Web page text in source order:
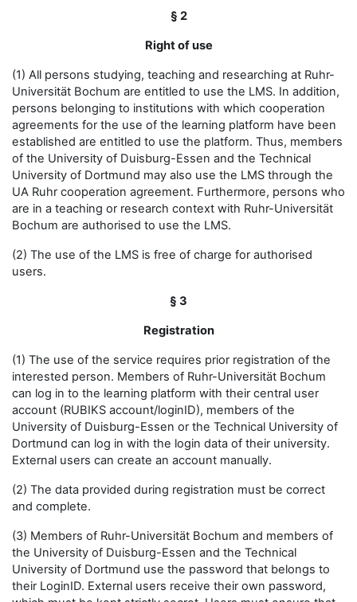
§ 2
Right of use
(1) All persons studying, teaching and researching at Ruhr-
Universität Bochum are entitled to use the LMS. In addition,
persons belonging to institutions with which cooperation
agreements for the use of the learning platform have been
established are entitled to use the platform. Thus, members
of the University of Duisburg-Essen and the Technical
University of Dortmund may also use the LMS through the
UA Ruhr cooperation agreement. Furthermore, persons who
are in a teaching or research context with Ruhr-Universität
Bochum are authorised to use the LMS.
(2) The use of the LMS is free of charge for authorised
users.
§ 3
Registration
(1) The use of the service requires prior registration of the
interested person. Members of Ruhr-Universität Bochum
can log in to the learning platform with their central user
account (RUBIKS account/loginID), members of the
University of Duisburg-Essen or the Technical University of
Dortmund can log in with the login data of their university.
External users can create an account manually.
(2) The data provided during registration must be correct
and complete.
(3) Members of Ruhr-Universität Bochum and members of
the University of Duisburg-Essen and the Technical
University of Dortmund use the password that belongs to
their LoginID. External users receive their own password,